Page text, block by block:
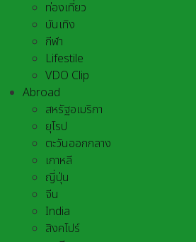
ท่องเที่ยว
บันเทิง
กีฬา
Lifestile
VDO Clip
Abroad
สหรัฐอเมริกา
ยุโรป
ตะวันออกกลาง
เกาหลี
ญี่ปุ่น
จีน
India
สิงคโปร์